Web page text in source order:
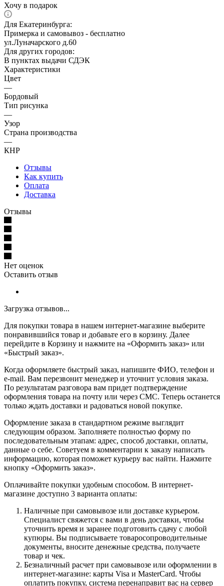
Хочу в подарок
Для Екатеринбурга:
Примерка и самовывоз - бесплатно
ул.Луначарского д.60
Для других городов:
В пунктах выдачи СДЭК
Характеристики
Цвет
—
Бордовый
Тип рисунка
—
Узор
Страна производства
—
КНР
Отзывы
Как купить
Оплата
Доставка
Отзывы
Нет оценок
Оставить отзыв
Загрузка отзывов...
Для покупки товара в нашем интернет-магазине выберите
понравившийся товар и добавьте его в корзину. Далее
перейдите в Корзину и нажмите на «Оформить заказ» или
«Быстрый заказ».
Когда оформляете быстрый заказ, напишите ФИО, телефон и
e-mail. Вам перезвонит менеджер и уточнит условия заказа.
По результатам разговора вам придет подтверждение
оформления товара на почту или через СМС. Теперь останется
только ждать доставки и радоваться новой покупке.
Оформление заказа в стандартном режиме выглядит
следующим образом. Заполняете полностью форму по
последовательным этапам: адрес, способ доставки, оплаты,
данные о себе. Советуем в комментарии к заказу написать
информацию, которая поможет курьеру вас найти. Нажмите
кнопку «Оформить заказ».
Оплачивайте покупки удобным способом. В интернет-
магазине доступно 3 варианта оплаты:
Наличные при самовывозе или доставке курьером.
Специалист свяжется с вами в день доставки, чтобы
уточнить время и заранее подготовить сдачу с любой
купюры. Вы подписываете товаросопроводительные
документы, вносите денежные средства, получаете
товар и чек.
Безналичный расчет при самовывозе или оформлении в
интернет-магазине: карты Visa и MasterCard. Чтобы
оплатить покупку, система перенаправит вас на сервер